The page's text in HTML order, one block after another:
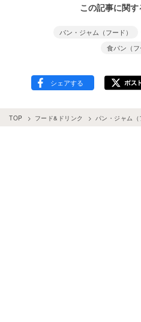
この記事に関
パン・ジャム（フード）
食パン（フ
TOP フード&ドリンク パン・ジャム（